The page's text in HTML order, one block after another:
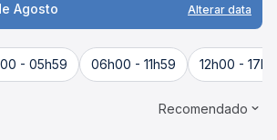
Agosto Alterar data
- 05h59 06h00 - 11h59 12h00 -
Recomendado